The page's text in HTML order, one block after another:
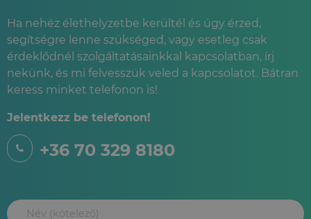
Ha nehéz élethelyzetbe kerültél és úgy érzed,
segítségre lenne szükséged, vagy esetleg csak
érdeklődnél szolgáltatásainkkal kapcsolatban, írj
nekünk, és mi felvesszük veled a kapcsolatot. Bátran
keress minket telefonon is!
Jelentkezz be telefonon!
+36 70 329 8180